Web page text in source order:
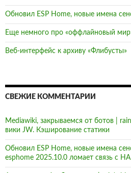
Обновил ESP Home, новые имена
Еще немного про «оффлайновый
Веб-интерфейс к архиву «Флибусты»
СВЕЖИЕ КОММЕНТАРИИ
Mediawiki, закрываемся от ботов |
вики JW. Кэширование статики
Обновил ESP Home, новые имена
esphome 2025.10.0 ломает связь с HA